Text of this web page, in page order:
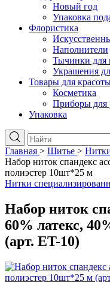
Новый год
Упаковка
Флористика
Наполнители
Тычинки для
Украшения
Товары для
Косметика
Приборы для
Упаковка
Главная > Шитье >
Набор ниток спандекс
полиэстер 10шт*25 м
Нитки
Набор ниток
60% латекс,
(арт. ET-10)